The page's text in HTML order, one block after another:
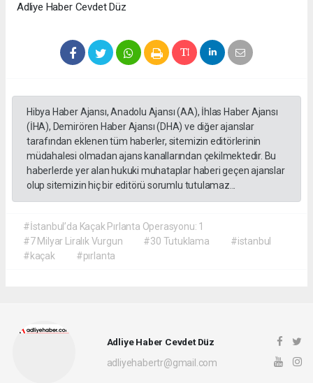
Adliye Haber Cevdet Düz
Hibya Haber Ajansı, Anadolu Ajansı (AA), İhlas Haber Ajansı
(İHA), Demirören Haber Ajansı (DHA) ve diğer ajanslar
tarafından eklenen tüm haberler, sitemizin editörlerinin
müdahalesi olmadan ajans kanallarından çekilmektedir. Bu
haberlerde yer alan hukuki muhataplar haberi geçen ajanslar
olup sitemizin hiç bir editörü sorumlu tutulamaz...
#İstanbul’da Kaçak Pırlanta Operasyonu: 1
#7 Milyar Liralık Vurgun
#30 Tutuklama
#istanbul
#kaçak
#pırlanta
Adliye Haber Cevdet Düz
adliyehabertr@gmail.com